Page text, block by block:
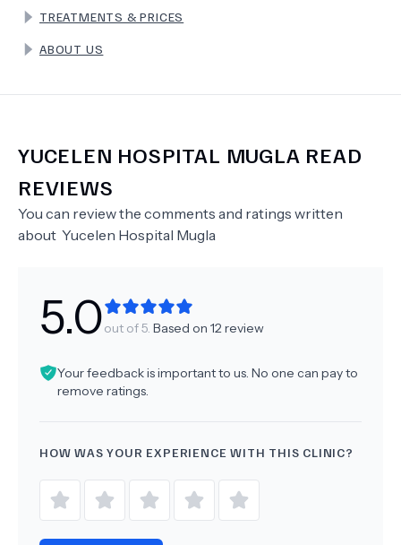
TREATMENTS & PRICES
ABOUT US
YUCELEN HOSPITAL MUGLA READ
REVIEWS
You can review the comments and ratings written
about Yucelen Hospital Mugla
5.0out of 5. Based on 12review
Your feedback is important to us. No one can pay to
remove ratings.
HOW WAS YOUR EXPERIENCE WITH THIS CLINIC?